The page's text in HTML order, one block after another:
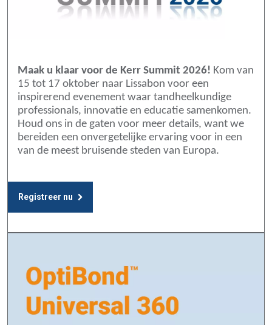
Maak u klaar voor de Kerr Summit 2026! Kom van
15 tot 17 oktober naar Lissabon voor een
inspirerend evenement waar tandheelkundige
professionals, innovatie en educatie samenkomen.
Houd ons in de gaten voor meer details, want we
bereiden een onvergetelijke ervaring voor in een
van de meest bruisende steden van Europa.
Registreer nu